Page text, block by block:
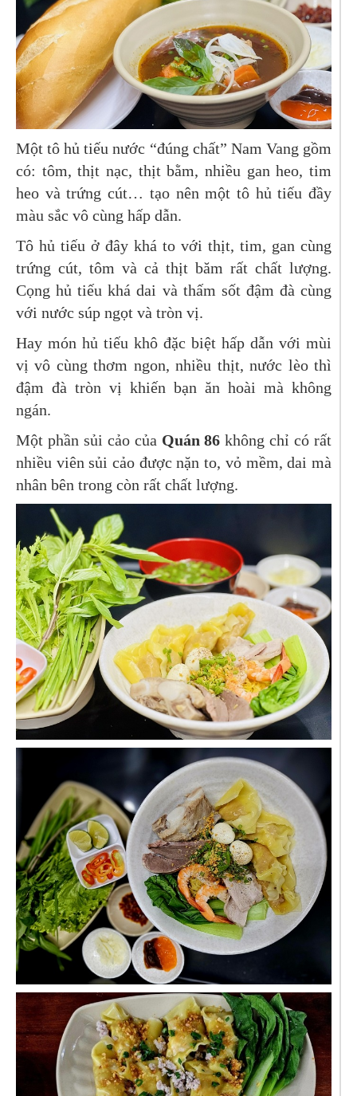
Một tô hủ tiếu nước “đúng chất” Nam Vang gồm
có: tôm, thịt nạc, thịt bằm, nhiều gan heo, tim
heo và trứng cút… tạo nên một tô hủ tiếu đầy
màu sắc vô cùng hấp dẫn.
Tô hủ tiếu ở đây khá to với thịt, tim, gan cùng
trứng cút, tôm và cả thịt băm rất chất lượng.
Cọng hủ tiếu khá dai và thấm sốt đậm đà cùng
với nước súp ngọt và tròn vị.
Hay món hủ tiếu khô đặc biệt hấp dẫn với mùi
vị vô cùng thơm ngon, nhiều thịt, nước lèo thì
đậm đà tròn vị khiến bạn ăn hoài mà không
ngán.
Một phần sủi cảo của Quán 86không chỉ có rất
nhiều viên sủi cảo được nặn to, vỏ mềm, dai mà
nhân bên trong còn rất chất lượng.